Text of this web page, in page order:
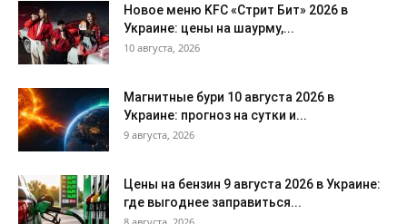
Новое меню KFC «Стрит Бит» 2026 в
Украине: цены на шаурму,...
10 августа, 2026
Магнитные бури 10 августа 2026 в
Украине: прогноз на сутки и...
9 августа, 2026
Цены на бензин 9 августа 2026 в Украине:
где выгоднее заправиться...